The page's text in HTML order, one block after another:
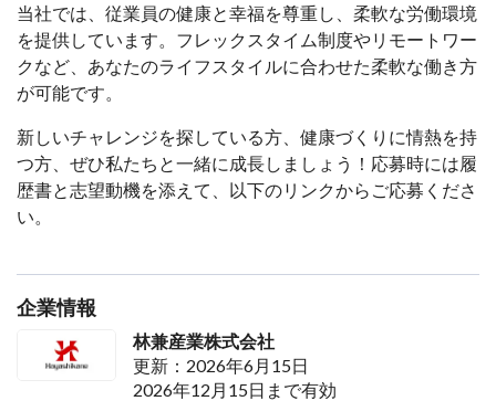
当社では、従業員の健康と幸福を尊重し、柔軟な労働環境
を提供しています。フレックスタイム制度やリモートワー
クなど、あなたのライフスタイルに合わせた柔軟な働き方
が可能です。
新しいチャレンジを探している方、健康づくりに情熱を持
つ方、ぜひ私たちと一緒に成長しましょう！応募時には履
歴書と志望動機を添えて、以下のリンクからご応募くださ
い。
企業情報
林兼産業株式会社
更新：2026年6月15日
2026年12月15日まで有効